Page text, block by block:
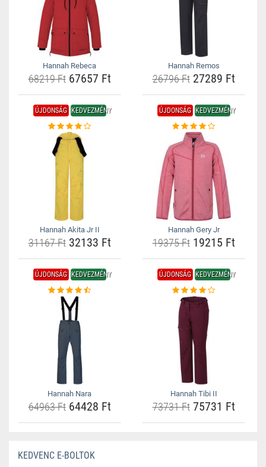
Hannah Rebeca
68219 Ft67657 Ft
Hannah Remos
26796 Ft27289 Ft
ÚJDONSÁG KEDVEZMÉNY
Hannah Akita Jr II
31167 Ft32133 Ft
ÚJDONSÁG KEDVEZMÉNY
Hannah Gery Jr
19375 Ft19215 Ft
ÚJDONSÁG KEDVEZMÉNY
Hannah Nara
64963 Ft64428 Ft
ÚJDONSÁG KEDVEZMÉNY
Hannah Tibi II
73731 Ft75731 Ft
KEDVENC E-BOLTOK